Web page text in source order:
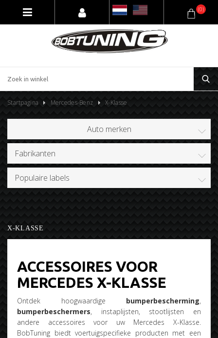
(0)
Startpagina Mercedes-Benz X-Klasse
Auto merken
Fabrikanten
Populaire labels
X-KLASSE
ACCESSOIRES VOOR
MERCEDES X-KLASSE
Ontdek hoogwaardige bumperbescherming,
bumperbeschermers, instaplijsten, stootlijsten en
andere accessoires voor uw Mercedes X-Klasse.
BobTuning biedt voertuigspecifieke producten met een